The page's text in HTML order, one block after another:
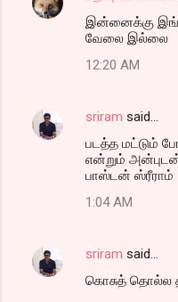
இன்னைக்கு இங்க
வேலை இல்லை
12:20 AM
sriram said…
படத்த மட்டும்
என்றும்
பாஸ்டன் ஸ்ரீராம்
1:04 AM
sriram said…
கொசுத் தொல்ல